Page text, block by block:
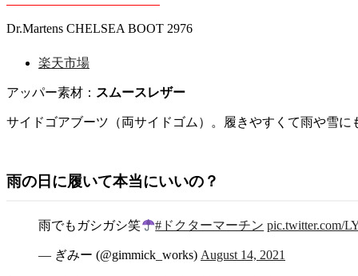
Dr.Martens CHELSEA BOOT 2976
楽天市場
アッパー素材： スムースレザー
サイドゴアブーツ（両サイドゴム）。履きやすくて雨や雪に
雨の日に履いて本当にいいの？
雨でもガシガシ笑 #ドクターマーチン pic.twitter.com/
— ぎみー (@gimmick_works) August 14, 2021